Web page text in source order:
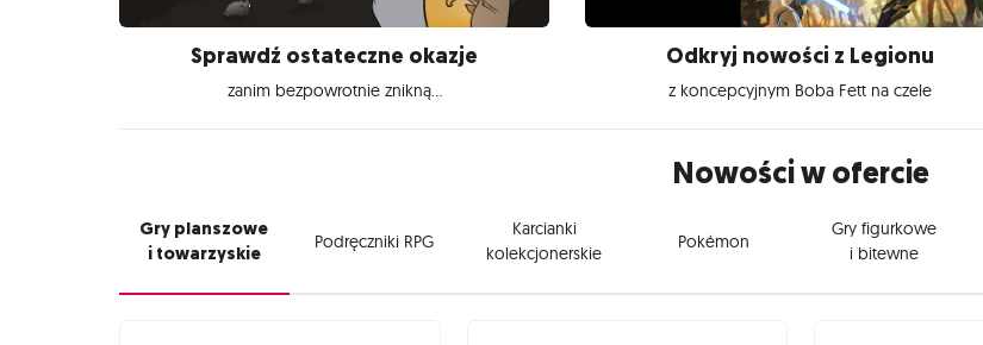
Sprawdź ostateczne okazje
zanim bezpowrotnie znikną...
Odkryj nowości z Legionu
z koncepcyjnym Boba Fett na czele
Nowości w ofercie
Gry planszowe
i towarzyskie
Podręczniki RPG
Karcianki
kolekcjonerskie
Pokémon
Gry figurkowe
i bitewne